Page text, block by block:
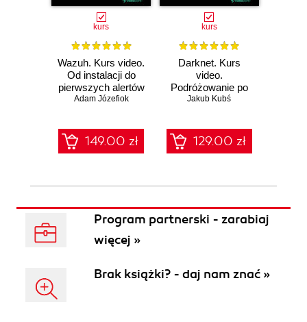
kurs
Wazuh. Kurs video.
Od instalacji do
pierwszych alertów
Adam Józefiok
149.00 zł
kurs
Darknet. Kurs
video.
Podróżowanie po
ciemnej stronie
Jakub Kubś
129.00 zł
Program partnerski - zarabiaj
więcej »
Brak książki? - daj nam znać »